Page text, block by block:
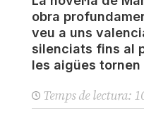
obra
veu a uns
silenciats fins al
les aigües tornen
Temps de lectura: